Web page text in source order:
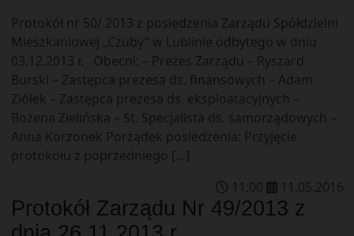
Protokół nr 50/ 2013 z posiedzenia Zarządu Spółdzielni
Mieszkaniowej „Czuby” w Lublinie odbytego w dniu
03.12.2013 r. Obecni: – Prezes Zarządu – Ryszard
Burski – Zastępca prezesa ds. finansowych – Adam
Ziółek – Zastępca prezesa ds. eksploatacyjnych –
Bożena Zielińska – St. Specjalista ds. samorządowych –
Anna Korzonek Porządek posiedzenia: Przyjęcie
protokołu z poprzedniego […]
11 :00 11 .05.2016
Protokół Zarządu Nr 49/2013 z